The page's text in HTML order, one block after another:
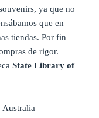
ya que no
que en
tiendas. Por fin
de rigor.
State Library of